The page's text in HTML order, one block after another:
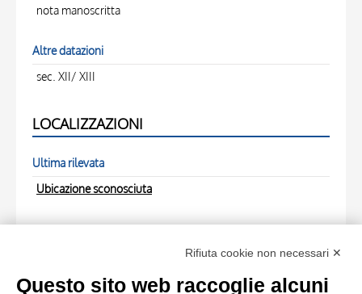
nota manoscritta
Altre datazioni
sec. XII/ XIII
LOCALIZZAZIONI
Ultima rilevata
Ubicazione sconosciuta
Rifiuta cookie non necessari ✕
Questo sito web raccoglie alcuni